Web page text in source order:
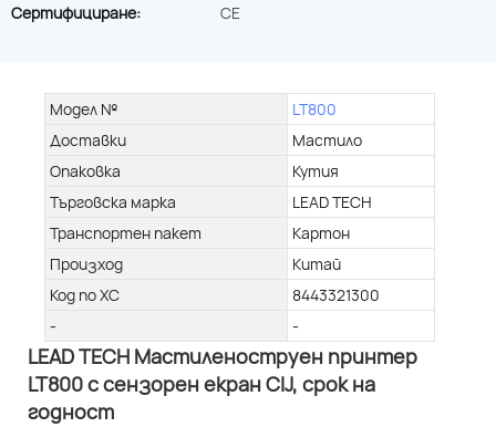
Сертифициране:
CE
Модел №
LT800
Доставки
Мастило
Опаковка
Кутия
Търговска марка
LEAD TECH
Транспортен пакет
Картон
Произход
Китай
Код по ХС
8443321300
-
-
LEAD TECH Мастиленоструен принтер
LT800 с сензорен екран CIJ, срок на
годност